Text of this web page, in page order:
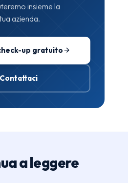
insieme la
azienda.
up gratuito
Contattaci
a leggere